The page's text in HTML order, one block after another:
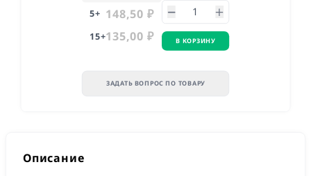
5+ 148,50 ₽
15+135,00 ₽ В КОРЗИНУ
ЗАДАТЬ ВОПРОС ПО ТОВАРУ
Описание